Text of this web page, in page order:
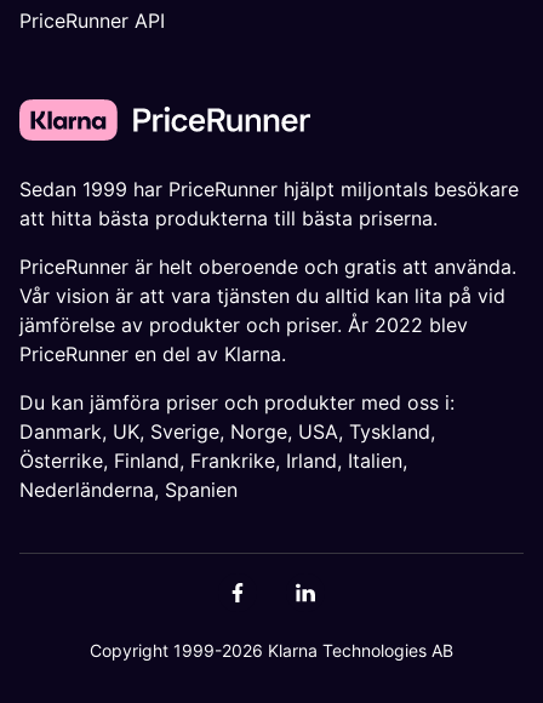
PriceRunner API
Sedan 1999 har PriceRunner hjälpt miljontals besökare
att hitta bästa produkterna till bästa priserna.
PriceRunner är helt oberoende och gratis att använda.
Vår vision är att vara tjänsten du alltid kan lita på vid
jämförelse av produkter och priser. År 2022 blev
PriceRunner en del av Klarna.
Du kan jämföra priser och produkter med oss i:
Danmark, UK, Sverige, Norge, USA, Tyskland,
Österrike, Finland, Frankrike, Irland, Italien,
Nederländerna, Spanien
Copyright 1999-2026 Klarna Technologies AB